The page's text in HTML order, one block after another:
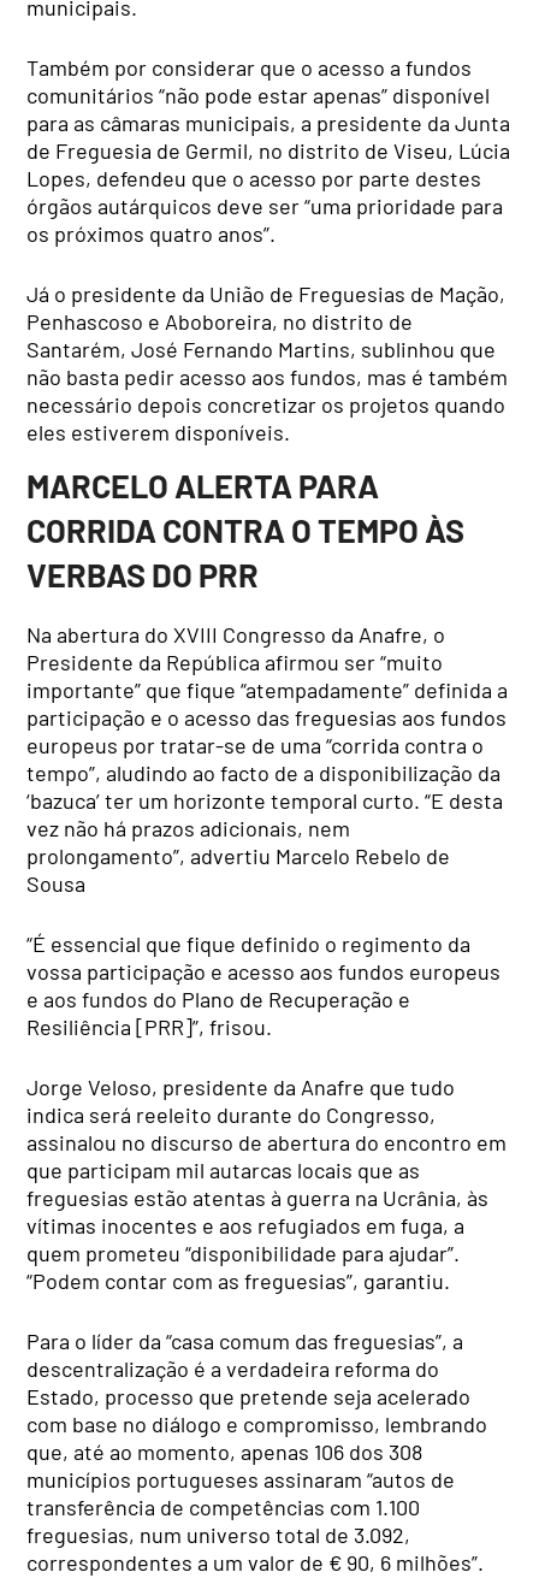
municipais.
Também por considerar que o acesso a fundos
comunitários “não pode estar apenas” disponível
para as câmaras municipais, a presidente da Junta
de Freguesia de Germil, no distrito de Viseu, Lúcia
Lopes, defendeu que o acesso por parte destes
órgãos autárquicos deve ser “uma prioridade para
os próximos quatro anos”.
Já o presidente da União de Freguesias de Mação,
Penhascoso e Aboboreira, no distrito de
Santarém, José Fernando Martins, sublinhou que
não basta pedir acesso aos fundos, mas é também
necessário depois concretizar os projetos quando
eles estiverem disponíveis.
MARCELO ALERTA PARA
CORRIDA CONTRA O TEMPO ÀS
VERBAS DO PRR
Na abertura do XVIII Congresso da Anafre, o
Presidente da República afirmou ser “muito
importante” que fique “atempadamente” definida a
participação e o acesso das freguesias aos fundos
europeus por tratar-se de uma “corrida contra o
tempo”, aludindo ao facto de a disponibilização da
‘bazuca’ ter um horizonte temporal curto. “E desta
vez não há prazos adicionais, nem
prolongamento”, advertiu Marcelo Rebelo de
Sousa
“É essencial que fique definido o regimento da
vossa participação e acesso aos fundos europeus
e aos fundos do Plano de Recuperação e
Resiliência [PRR]”, frisou.
Jorge Veloso, presidente da Anafre que tudo
indica será reeleito durante do Congresso,
assinalou no discurso de abertura do encontro em
que participam mil autarcas locais que as
freguesias estão atentas à guerra na Ucrânia, às
vítimas inocentes e aos refugiados em fuga, a
quem prometeu “disponibilidade para ajudar”.
“Podem contar com as freguesias”, garantiu.
Para o líder da “casa comum das freguesias”, a
descentralização é a verdadeira reforma do
Estado, processo que pretende seja acelerado
com base no diálogo e compromisso, lembrando
que, até ao momento, apenas 106 dos 308
municípios portugueses assinaram “autos de
transferência de competências com 1.100
freguesias, num universo total de 3.092,
correspondentes a um valor de € 90, 6 milhões”.